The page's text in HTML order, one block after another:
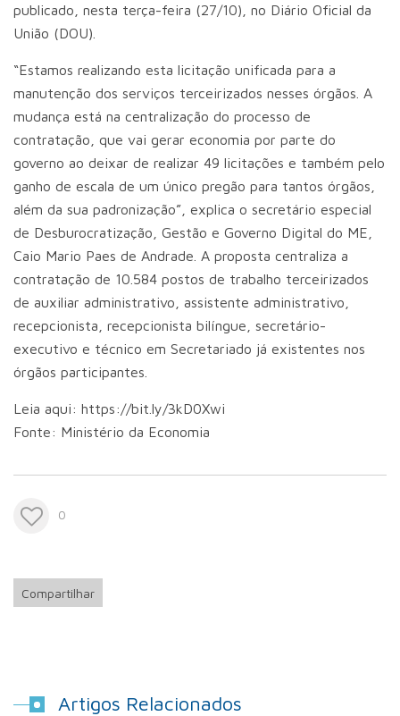
publicado, nesta terça-feira (27/10), no Diário Oficial da
União (DOU).
“Estamos realizando esta licitação unificada para a
manutenção dos serviços terceirizados nesses órgãos. A
mudança está na centralização do processo de
contratação, que vai gerar economia por parte do
governo ao deixar de realizar 49 licitações e também pelo
ganho de escala de um único pregão para tantos órgãos,
além da sua padronização”, explica o secretário especial
de Desburocratização, Gestão e Governo Digital do ME,
Caio Mario Paes de Andrade. A proposta centraliza a
contratação de 10.584 postos de trabalho terceirizados
de auxiliar administrativo, assistente administrativo,
recepcionista, recepcionista bilíngue, secretário-
executivo e técnico em Secretariado já existentes nos
órgãos participantes.
Leia aqui: https://bit.ly/3kD0Xwi
Fonte: Ministério da Economia
0
Compartilhar
Artigos Relacionados